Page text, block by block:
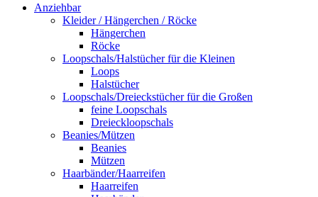
Anziehbar
Kleider / Hängerchen / Röcke
Hängerchen
Röcke
Loopschals/Halstücher für die Kleinen
Loops
Halstücher
Loopschals/Dreieckstücher für die Großen
feine Loopschals
Dreieckloopschals
Beanies/Mützen
Beanies
Mützen
Haarbänder/Haarreifen
Haarreifen